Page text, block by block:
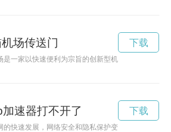
场传送门
是一家以快速便利为宗旨的创新型机场，由“闪电猫
下载
速器打不开了
的快速发展，网络安全和隐私保护变得尤为重要。
下载